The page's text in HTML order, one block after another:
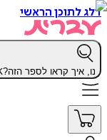
דלג לתוכן הראשי
נו, איך קראו לספר הזה?